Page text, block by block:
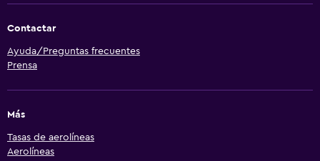
Contactar
Ayuda/Preguntas frecuentes
Prensa
Más
Tasas de aerolíneas
Aerolíneas